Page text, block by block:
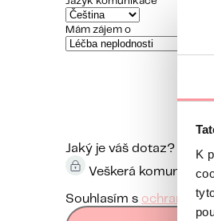
K
Mám zájem o
Jaký je váš dotaz?
Veškerá
Souhlasím s ochranou